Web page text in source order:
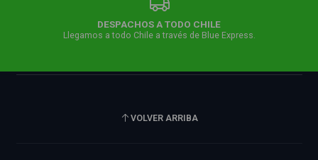
DESPACHOS A TODO CHILE
Llegamos a todo Chile a través de Blue Express.
VOLVER ARRIBA